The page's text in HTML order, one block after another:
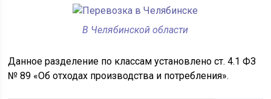
В Челябинской области
Данное разделение по классам установлено ст. 4.1 ФЗ
№ 89 «Об отходах производства и потребления».